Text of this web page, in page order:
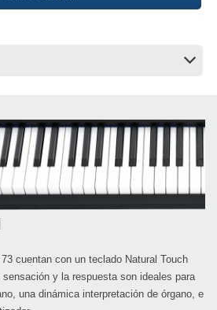
cuentan con un teclado Natural Touch
y la respuesta son ideales para
una dinámica interpretación de órgano, e